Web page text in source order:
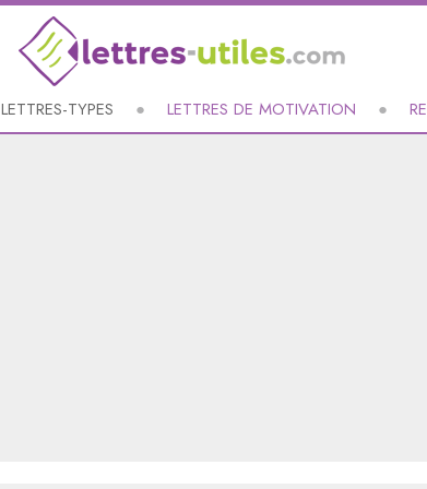
LETTRES-TYPES LETTRES DE MOTIVATION